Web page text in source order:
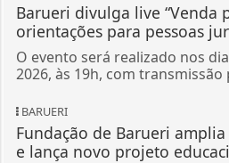
Barueri divulga live “Venda
orientações para pessoas
O evento será realizado nos
2026, às 19h, com transmissão
BARUERI
Fundação de Barueri
e lança novo projeto